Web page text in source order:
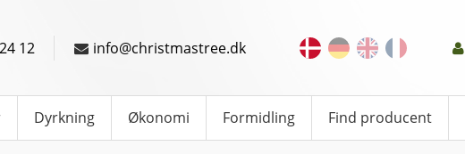
12 info@christmastree.dk
Dyrkning Økonomi Formidling Find producent